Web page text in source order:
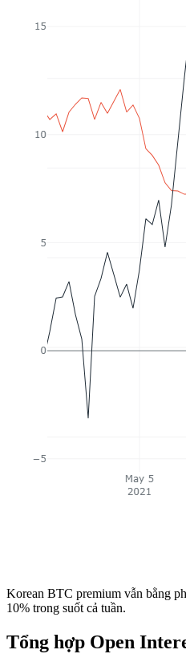
Korean BTC premium vẫn bằng
10% trong suốt cả tuần.
Tổng hợp Open